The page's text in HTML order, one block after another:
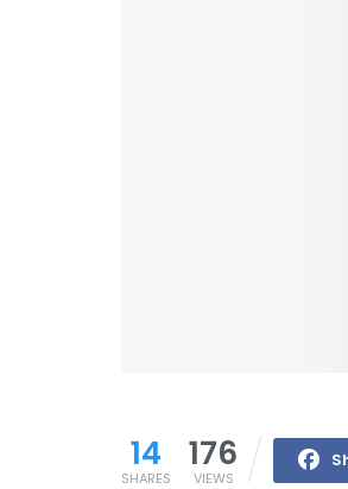
14
SHARES
176
VIEWS